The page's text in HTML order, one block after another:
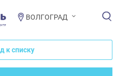
ВОЛГОГРАД
к списку